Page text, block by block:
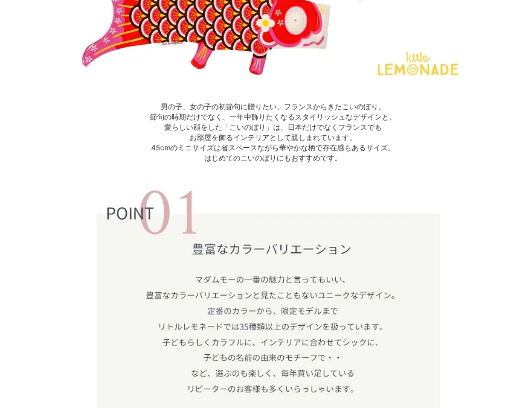
男の子、女の子の初節句に贈りたい、フランスからきたこいのぼり。
節句の時期だけでなく、一年中飾りたくなるスタイリッシュなデザインと、
愛らしい顔をした「こいのぼり」は、日本だけでなくフランスでも
お部屋を飾るインテリアとして親しまれています。
45cmのミニサイズは省スペースながら華やかな柄で存在感もあるサイズ。
はじめてのこいのぼりにもおすすめです。